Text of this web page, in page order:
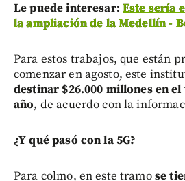
Le puede interesar: Este sería
la ampliación de la Medellín -
Para estos trabajos, que están
comenzar en agosto, este
destinar $26.000 millones en
año, de acuerdo con la
¿Y qué pasó con la 5G?
Para colmo, en este tramose